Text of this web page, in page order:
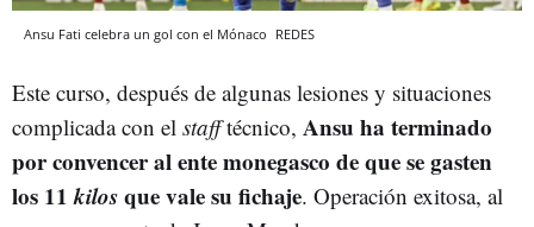
Ansu Fati celebra un gol con el Mónaco REDES
Este curso, después de algunas lesiones y situaciones
complicada con el stafftécnico, Ansu ha terminado
por convencer al ente monegasco de que se gasten
los 11kilosque vale su fichaje. Operación exitosa, al